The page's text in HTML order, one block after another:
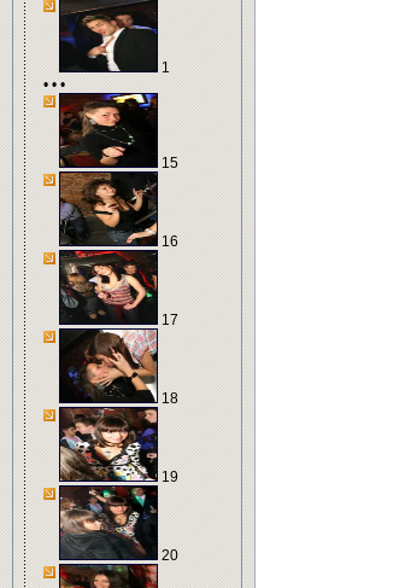
1
• • •
15
16
17
18
19
20